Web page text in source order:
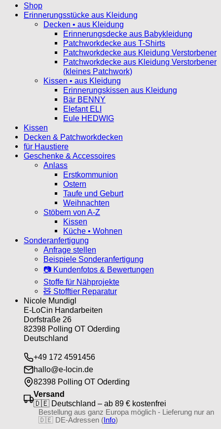
Shop
Erinnerungsstücke aus Kleidung
Decken • aus Kleidung
Erinnerungsdecke aus Babykleidung
Patchworkdecke aus T-Shirts
Patchworkdecke aus Kleidung Verstorbener
Patchworkdecke aus Kleidung Verstorbener
(kleines Patchwork)
Kissen • aus Kleidung
Erinnerungskissen aus Kleidung
Bär BENNY
Elefant ELI
Eule HEDWIG
Kissen
Decken & Patchworkdecken
für Haustiere
Geschenke & Accessoires
Anlass
Erstkommunion
Ostern
Taufe und Geburt
Weihnachten
Stöbern von A-Z
Kissen
Küche • Wohnen
Sonderanfertigung
Anfrage stellen
Beispiele Sonderanfertigung
📷 Kundenfotos & Bewertungen
Stoffe für Nähprojekte
🧸 Stofftier Reparatur
Nicole Mundigl
E-LoCin Handarbeiten
Dorfstraße 26
82398 Polling OT Oderding
Deutschland
+49 172 4591456
hallo@e-locin.de
82398 Polling OT Oderding
Versand
🇩🇪 Deutschland – ab 89 € kostenfrei
Bestellung aus ganz Europa möglich - Lieferung nur an
🇩🇪 DE-Adressen (Info)